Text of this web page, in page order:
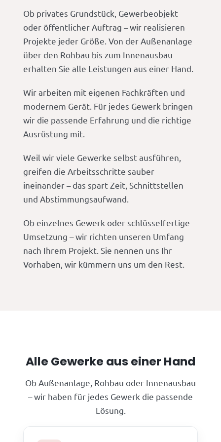
Ob privates Grundstück, Gewerbeobjekt
oder öffentlicher Auftrag – wir realisieren
Projekte jeder Größe. Von der Außenanlage
über den Rohbau bis zum Innenausbau
erhalten Sie alle Leistungen aus einer Hand.
Wir arbeiten mit eigenen Fachkräften und
modernem Gerät. Für jedes Gewerk bringen
wir die passende Erfahrung und die richtige
Ausrüstung mit.
Weil wir viele Gewerke selbst ausführen,
greifen die Arbeitsschritte sauber
ineinander – das spart Zeit, Schnittstellen
und Abstimmungsaufwand.
Ob einzelnes Gewerk oder schlüsselfertige
Umsetzung – wir richten unseren Umfang
nach Ihrem Projekt. Sie nennen uns Ihr
Vorhaben, wir kümmern uns um den Rest.
Alle Gewerke aus einer Hand
Ob Außenanlage, Rohbau oder Innenausbau
– wir haben für jedes Gewerk die passende
Lösung.